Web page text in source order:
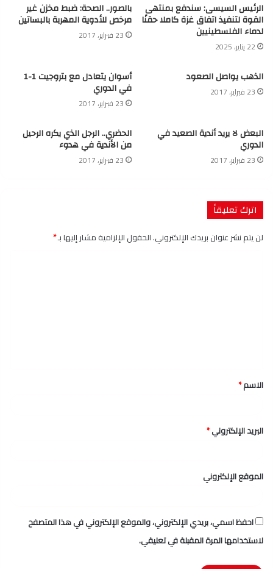
الرئيس السيسى: سندفع بمنتهى
القوة لتنفيذ اتفاق غزة كاملا حقنًا
لدماء الفلسطينيين
22 يناير، 2025
بالصور.. الصحة: ضبط مخزن غير
مرخص للأدوية المهربة بالبساتين
23 فبراير، 2017
الذهب يواصل الصعود
23 فبراير، 2017
أسوان يتعادل مع بتروجيت 1-1
في الدوري
23 فبراير، 2017
البعض لا يريد أندية الصعيد في
الدوري
23 فبراير، 2017
الحضري.. الرجل الذي يكره الرحيل
من الأندية في هدوء
23 فبراير، 2017
اترك تعليقاً
لن يتم نشر عنوان بريدك الإلكتروني.الحقول الإلزامية مشار إليها بـ*
*
الاسم*
البريد الإلكتروني*
الموقع الإلكتروني
احفظ اسمي، بريدي الإلكتروني، والموقع الإلكتروني في هذا المتصفح
لاستخدامها المرة المقبلة في تعليقي.